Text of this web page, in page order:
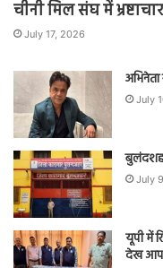
चीनी मिल संघ में
July 17, 2026
July
July
यूपी में
देख आप